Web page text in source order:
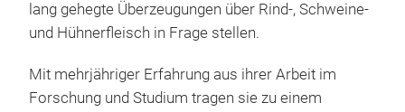
lang gehegte Überzeugungen über Rind-, Schweine-
und Hühnerfleisch in Frage stellen.
Mit mehrjähriger Erfahrung aus ihrer Arbeit im
Forschung und Studium tragen sie zu einem